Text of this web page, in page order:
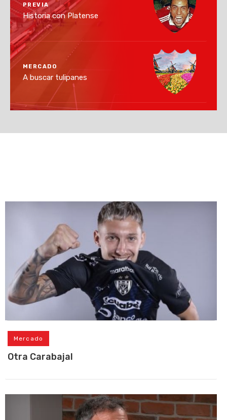
PREVIA
Historia con Platense
MERCADO
A buscar tulipanes
Mercado
Otra Carabajal